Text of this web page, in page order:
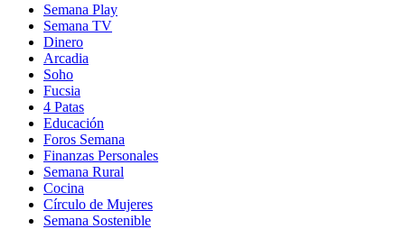
Semana Play
Semana TV
Dinero
Arcadia
Soho
in
new
window
Fucsia
in
new
window
4 Patas
Educación
Foros Semana
Finanzas Personales
Semana Rural
Cocina
Círculo de Mujeres
Semana Sostenible